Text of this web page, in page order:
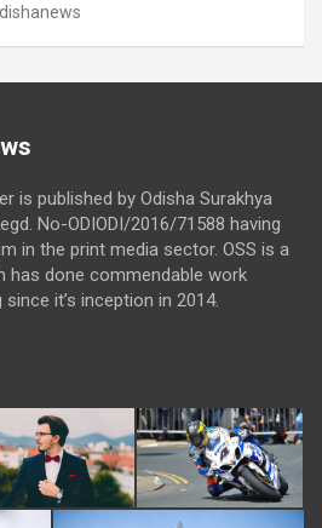
is published by Odisha Surakhya
No-ODIODI/2016/71588 having
in the print media sector. OSS is a
done commendable work
it’s inception in 2014.